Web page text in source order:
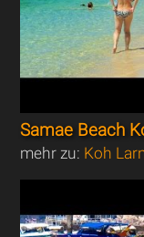
Samae Beach
mehr zu: Koh